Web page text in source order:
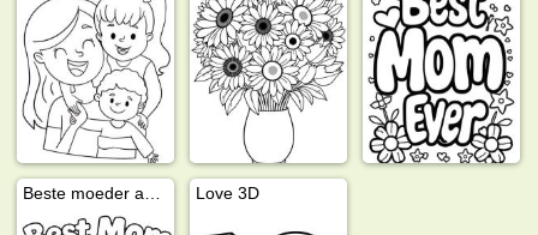
Love 3D